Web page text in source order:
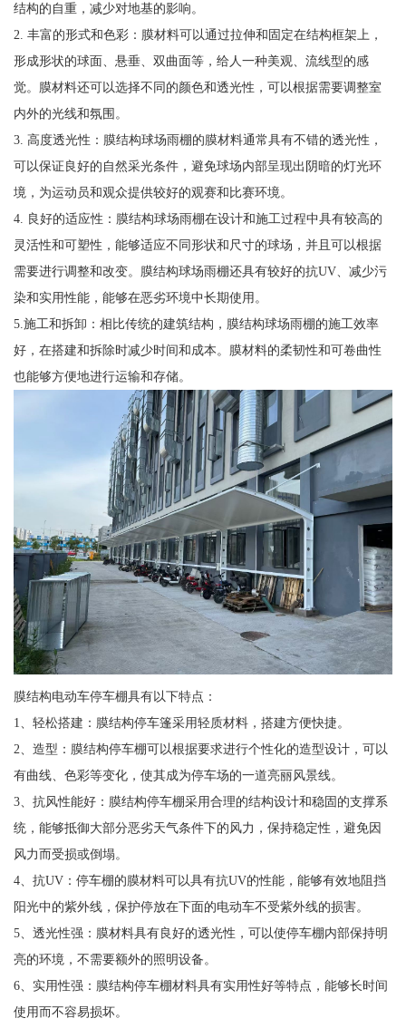
结构的自重，减少对地基的影响。
2. 丰富的形式和色彩：膜材料可以通过拉伸和固定在结构框架上，
形成形状的球面、悬垂、双曲面等，给人一种美观、流线型的感
觉。膜材料还可以选择不同的颜色和透光性，可以根据需要调整室
内外的光线和氛围。
3. 高度透光性：膜结构球场雨棚的膜材料通常具有不错的透光性，
可以保证良好的自然采光条件，避免球场内部呈现出阴暗的灯光环
境，为运动员和观众提供较好的观赛和比赛环境。
4. 良好的适应性：膜结构球场雨棚在设计和施工过程中具有较高的
灵活性和可塑性，能够适应不同形状和尺寸的球场，并且可以根据
需要进行调整和改变。膜结构球场雨棚还具有较好的抗UV、减少污
染和实用性能，能够在恶劣环境中长期使用。
5.施工和拆卸：相比传统的建筑结构，膜结构球场雨棚的施工效率
好，在搭建和拆除时减少时间和成本。膜材料的柔韧性和可卷曲性
也能够方便地进行运输和存储。
膜结构电动车停车棚具有以下特点：
1、轻松搭建：膜结构停车篷采用轻质材料，搭建方便快捷。
2、造型：膜结构停车棚可以根据要求进行个性化的造型设计，可以
有曲线、色彩等变化，使其成为停车场的一道亮丽风景线。
3、抗风性能好：膜结构停车棚采用合理的结构设计和稳固的支撑系
统，能够抵御大部分恶劣天气条件下的风力，保持稳定性，避免因
风力而受损或倒塌。
4、抗UV：停车棚的膜材料可以具有抗UV的性能，能够有效地阻挡
阳光中的紫外线，保护停放在下面的电动车不受紫外线的损害。
5、透光性强：膜材料具有良好的透光性，可以使停车棚内部保持明
亮的环境，不需要额外的照明设备。
6、实用性强：膜结构停车棚材料具有实用性好等特点，能够长时间
使用而不容易损坏。